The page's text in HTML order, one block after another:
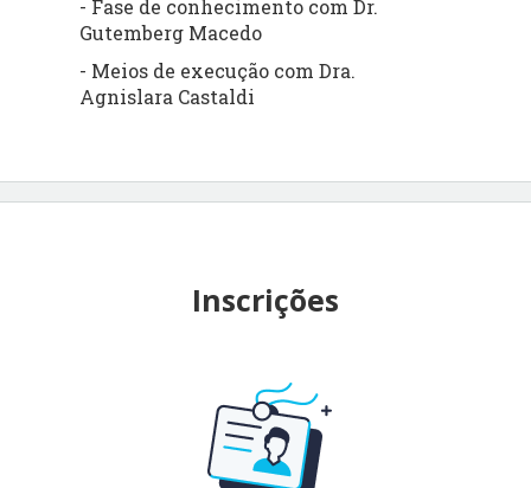
- Fase de conhecimento com Dr.
Gutemberg Macedo
- Meios de execução com Dra.
Agnislara Castaldi
Inscrições